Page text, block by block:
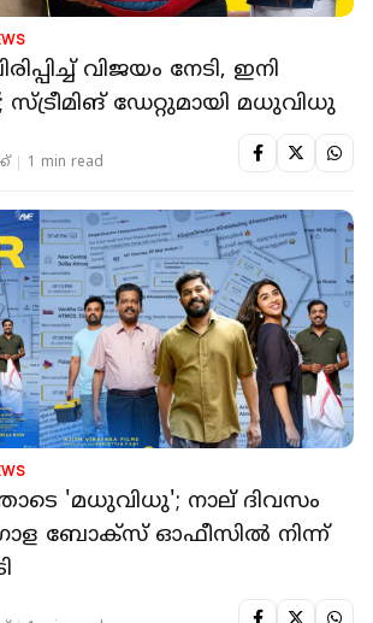
വിജയം നേടി, ഇനി
സ്ട്രീമിങ് ഡേറ്റുമായി മധുവിധു
1 min read
'മധുവിധു'; നാല് ദിവസം
ബോക്‌സ് ഓഫീസില്‍ നിന്ന്